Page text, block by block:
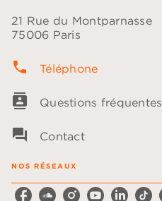
21 Rue du Montparnasse
75006 Paris
phone Téléphone
contacts Questions fréquentes
question_answer Contact
NOS RÉSEAUX